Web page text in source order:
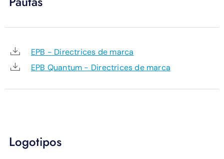
APOYO
EPB - Directrices de marca
EPB Quantum - Directrices de marca
Logotipos